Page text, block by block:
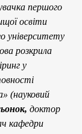
першого
освіти
університету
розкрила
у
(науковий
доктор
кафедри